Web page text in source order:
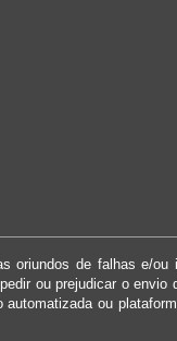
de falhas e/
ou prejudicar o
ou